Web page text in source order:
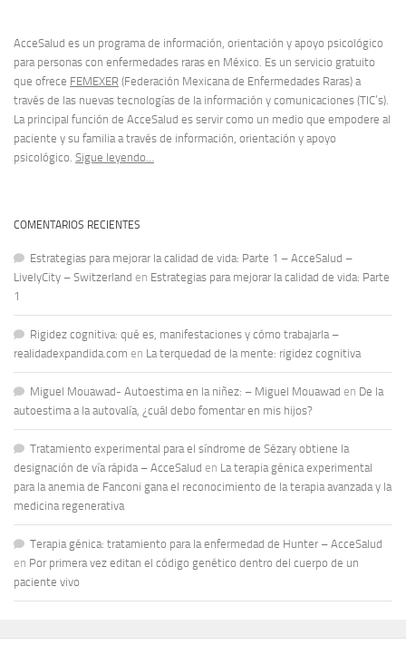
AcceSalud es un programa de información, orientación y apoyo psicológico
para personas con enfermedades raras en México. Es un servicio gratuito
que ofrece FEMEXER (Federación Mexicana de Enfermedades Raras) a
través de las nuevas tecnologías de la información y comunicaciones (TIC’s).
La principal función de AcceSalud es servir como un medio que empodere al
paciente y su familia a través de información, orientación y apoyo
psicológico. Sigue leyendo…
COMENTARIOS RECIENTES
Estrategias para mejorar la calidad de vida: Parte 1 – AcceSalud –
LivelyCity – Switzerland en Estrategias para mejorar la calidad de vida: Parte
1
Rigidez cognitiva: qué es, manifestaciones y cómo trabajarla –
realidadexpandida.com en La terquedad de la mente: rigidez cognitiva
Miguel Mouawad- Autoestima en la niñez: – Miguel Mouawad en De la
autoestima a la autovalía, ¿cuál debo fomentar en mis hijos?
Tratamiento experimental para el síndrome de Sézary obtiene la
designación de vía rápida – AcceSalud en La terapia génica experimental
para la anemia de Fanconi gana el reconocimiento de la terapia avanzada y la
medicina regenerativa
Terapia génica: tratamiento para la enfermedad de Hunter – AcceSalud
en Por primera vez editan el código genético dentro del cuerpo de un
paciente vivo